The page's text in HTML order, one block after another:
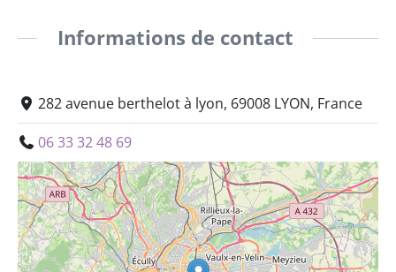
Informations de contact
282 avenue berthelot à lyon, 69008 LYON, France
06 33 32 48 69